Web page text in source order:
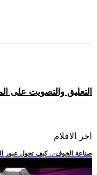
التعليق والتصويت على
اخر الافلام
.. -صناعة الخوف-.. كيف تحول عبور